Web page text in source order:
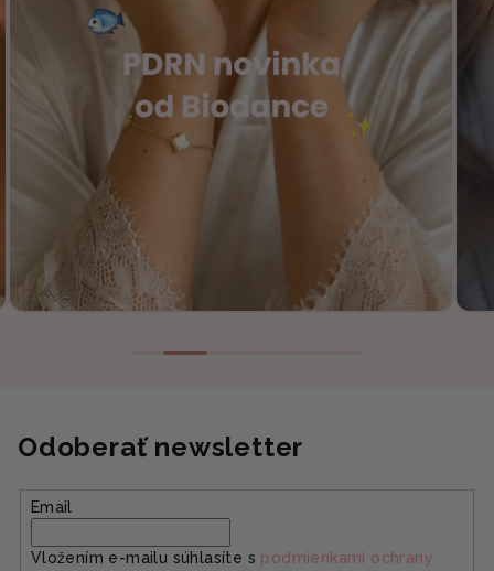
Odoberať newsletter
Email
Vložením e-mailu súhlasíte s podmienkami ochrany